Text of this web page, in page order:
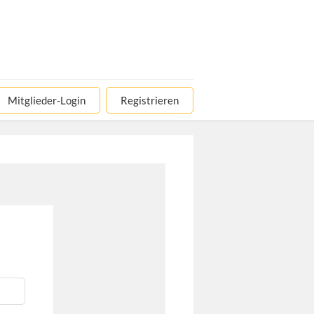
Mitglieder-Login Registrieren